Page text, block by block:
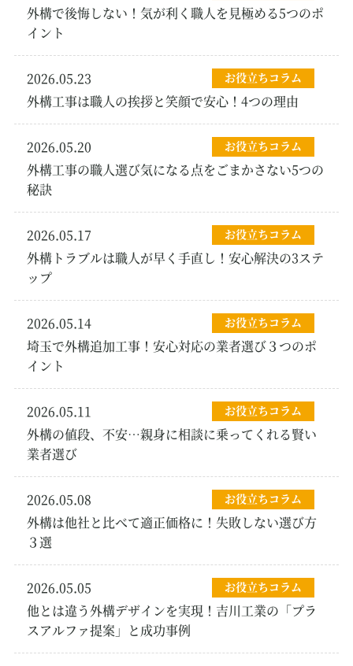
外構で後悔しない！気が利く職人を見極める5つのポ
イント
2026.05.23 お役立ちコラム
外構工事は職人の挨拶と笑顔で安心！4つの理由
2026.05.20 お役立ちコラム
外構工事の職人選び気になる点をごまかさない5つの
秘訣
2026.05.17 お役立ちコラム
外構トラブルは職人が早く手直し！安心解決の3ステ
ップ
2026.05.14 お役立ちコラム
埼玉で外構追加工事！安心対応の業者選び３つのポ
イント
2026.05.11 お役立ちコラム
外構の値段、不安…親身に相談に乗ってくれる賢い
業者選び
2026.05.08 お役立ちコラム
外構は他社と比べて適正価格に！失敗しない選び方
３選
2026.05.05 お役立ちコラム
他とは違う外構デザインを実現！吉川工業の「プラ
スアルファ提案」と成功事例